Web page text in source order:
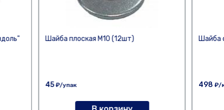
Шайба плоская М10 (12шт)
45₽/упак
Шайба
498 ₽/